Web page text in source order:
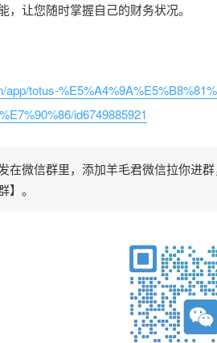
让您随时掌握自己的财务状况。
app/totus-
id6749885921
在微信群里，添加羊毛君微信拉你进
。